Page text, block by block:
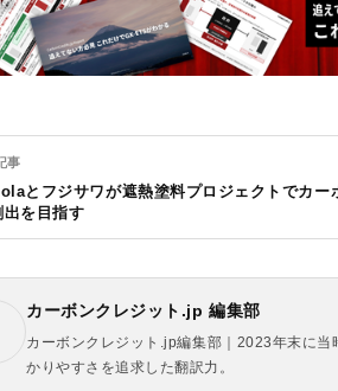
事
とフジサワが遮熱塗料プロジェクトでカー
出を目指す
カーボンクレジット.jp 編集部
カーボンクレジット.jp編集部｜2023年末に
かりやすさを追求した翻訳力。